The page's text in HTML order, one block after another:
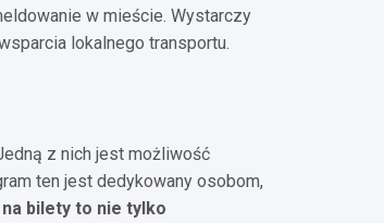
w mieście. Wystarczy
lokalnego transportu.
z nich jest możliwość
ten jest dedykowany osobom,
bilety to nie tylko